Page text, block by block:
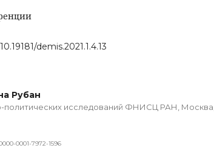
demis.2021.1.4.13
Рубан
политических исследований ФНИСЦ РАН, Москва,
0001-7972-1596